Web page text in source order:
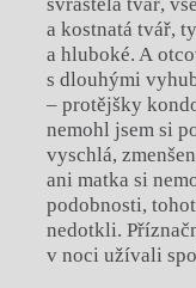
a kostnatá tvář,
a hluboké. A
s dlouhými
– protějšky
nemohl jsem si
vyschlá,
ani matka si
podobnosti,
nedotkli.
v noci užívali